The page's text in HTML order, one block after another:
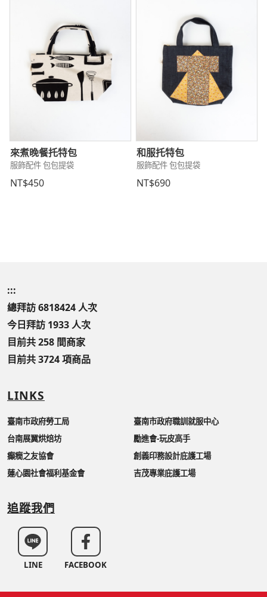
來煮晚餐托特包
服飾配件 包包提袋
NT$450
和服托特包
服飾配件 包包提袋
NT$690
:::
總拜訪 6818424 人次
今日拜訪 1933 人次
目前共 258 間商家
目前共 3724 項商品
LINKS
臺南市政府勞工局
臺南市政府職訓就服中心
台南展翼烘焙坊
勵進會-玩皮高手
癲癇之友協會
創義印務設計庇護工場
蓮心園社會福利基金會
吉茂專業庇護工場
追蹤我們
LINE FACEBOOK